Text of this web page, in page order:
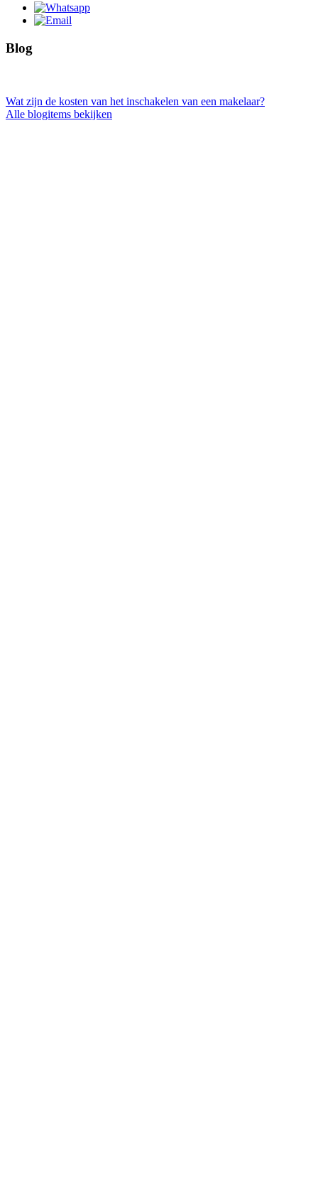
Blog
Wat zijn de kosten van het inschakelen van een makelaar?
Alle blogitems bekijken